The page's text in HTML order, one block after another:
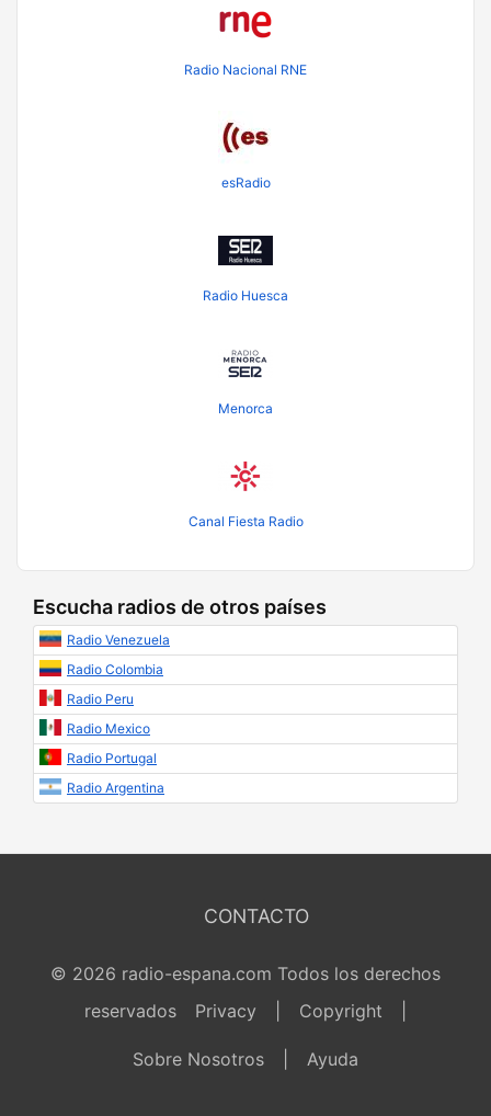
Radio Nacional RNE
esRadio
Radio Huesca
Menorca
Canal Fiesta Radio
Escucha radios de otros países
Radio Venezuela
Radio Colombia
Radio Peru
Radio Mexico
Radio Portugal
Radio Argentina
CONTACTO
© 2026 radio-espana.com Todos los derechos
reservados
Privacy Copyright
Sobre Nosotros Ayuda